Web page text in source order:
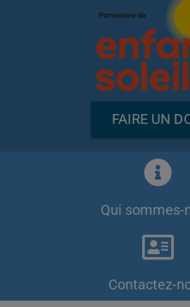
FAIRE UN
Qui sommes-
Contactez-